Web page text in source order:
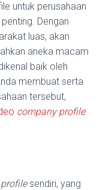
untuk perusahaan
Dengan
luas, akan
aneka macam
baik oleh
membuat serta
tersebut,
company profile
sendiri, yang